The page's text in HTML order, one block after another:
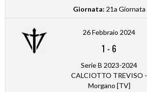
Giornata: 21a Giornata
26 Febbraio 2024
1 - 6
Serie B 2023-2024
CALCIOTTO TREVISO -
Morgano [TV]